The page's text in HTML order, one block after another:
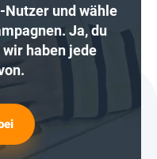
und wähle
Ja, du
haben jede